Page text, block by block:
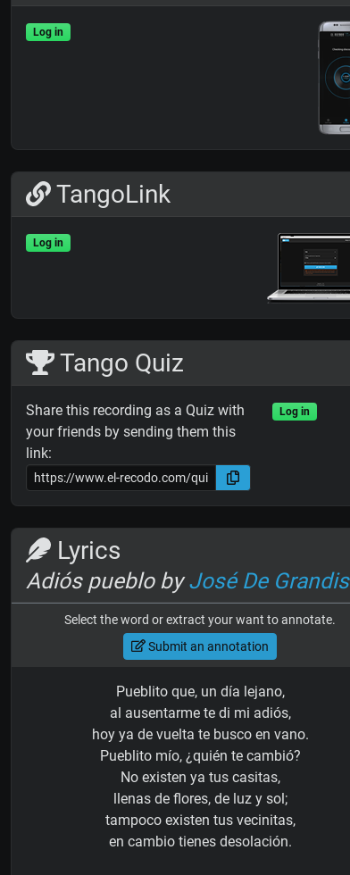
Log in
TangoLink
Log in
Tango Quiz
Share this recording as a Quiz with
your friends by sending them this
link:
Log in
Lyrics
Adiós pueblo byJosé De Grandis
Select the word or extract your want to annotate.
Submit an annotation
Pueblito que, un día lejano,
al ausentarme te di mi adiós,
hoy ya de vuelta te busco en vano.
Pueblito mío, ¿quién te cambió?
No existen ya tus casitas,
llenas de flores, de luz y sol;
tampoco existen tus vecinitas,
en cambio tienes desolación.